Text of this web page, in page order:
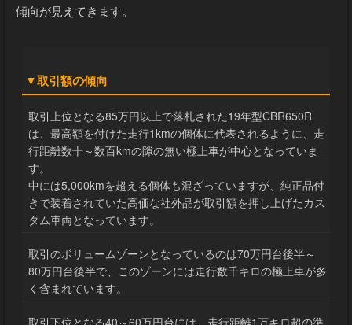
状態・走行距離・カスタム内容によって下記の様に取引額の
傾向が見えてきます。
▼取引額の傾向
取引上位となる85万円以上で落札された19年型CBR650R
は、最高額を付けた走行1kmの個体に代表されるように、走
行距離数十～数百kmの隙の無い極上車が中心となっていま
す。
中には5,000kmを超える個体も混ざっていますが、純正品付
きで装着されていた高価な社外品が取引額を押し上げたカス
タム車両となっています。
取引のボリュームゾーンとなっているのは70万円台後半～
80万円台後半で、このゾーンには走行数千キロの極上車が多
く含まれています。